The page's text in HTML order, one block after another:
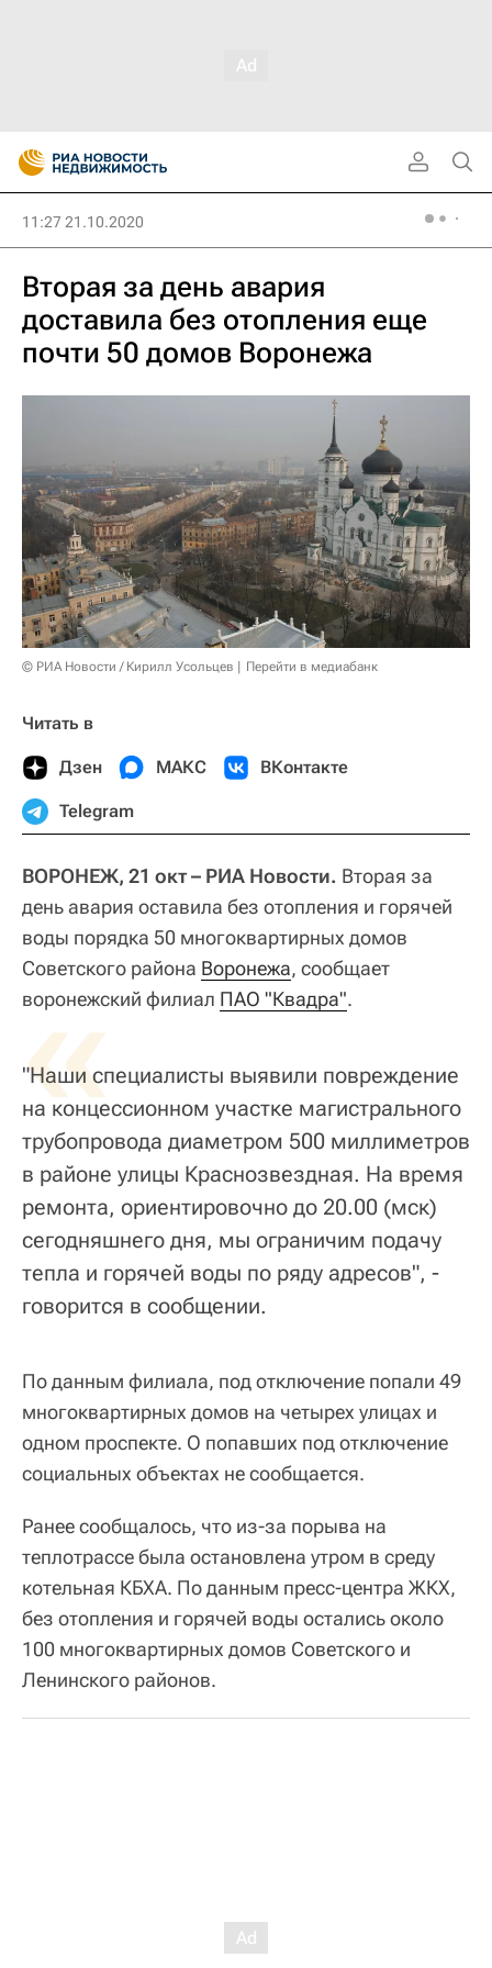
11:27 21.10.2020
Вторая за день авария
доставила без отопления еще
почти 50 домов Воронежа
© РИА Новости / Кирилл Усольцев Перейти в медиабанк
Читать в
Дзен МАКС ВКонтакте
Telegram
ВОРОНЕЖ, 21 окт – РИА Новости. Вторая за
день авария оставила без отопления и горячей
воды порядка 50 многоквартирных домов
Советского района Воронежа, сообщает
воронежский филиал ПАО "Квадра".
«
"Наши специалисты выявили повреждение
на концессионном участке магистрального
трубопровода диаметром 500 миллиметров
в районе улицы Краснозвездная. На время
ремонта, ориентировочно до 20.00 (мск)
сегодняшнего дня, мы ограничим подачу
тепла и горячей воды по ряду адресов", -
говорится в сообщении.
По данным филиала, под отключение попали 49
многоквартирных домов на четырех улицах и
одном проспекте. О попавших под отключение
социальных объектах не сообщается.
Ранее сообщалось, что из-за порыва на
теплотрассе была остановлена утром в среду
котельная КБХА. По данным пресс-центра ЖКХ,
без отопления и горячей воды остались около
100 многоквартирных домов Советского и
Ленинского районов.